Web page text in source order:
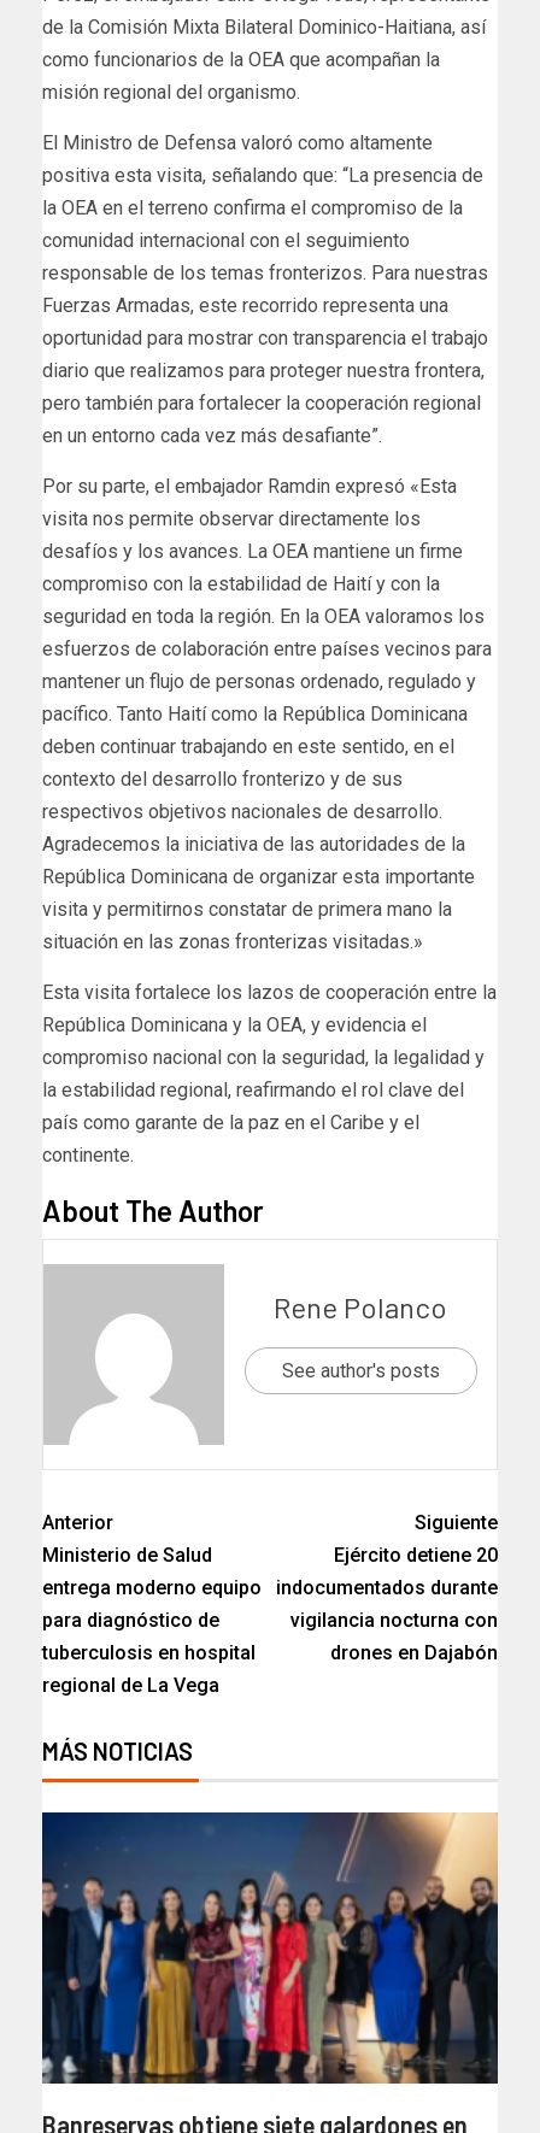
de la Comisión Mixta Bilateral Dominico-Haitiana, así
como funcionarios de la OEA que acompañan la
misión regional del organismo.
El Ministro de Defensa valoró como altamente
positiva esta visita, señalando que: “La presencia de
la OEA en el terreno confirma el compromiso de la
comunidad internacional con el seguimiento
responsable de los temas fronterizos. Para nuestras
Fuerzas Armadas, este recorrido representa una
oportunidad para mostrar con transparencia el trabajo
diario que realizamos para proteger nuestra frontera,
pero también para fortalecer la cooperación regional
en un entorno cada vez más desafiante”.
Por su parte, el embajador Ramdin expresó «Esta
visita nos permite observar directamente los
desafíos y los avances. La OEA mantiene un firme
compromiso con la estabilidad de Haití y con la
seguridad en toda la región. En la OEA valoramos los
esfuerzos de colaboración entre países vecinos para
mantener un flujo de personas ordenado, regulado y
pacífico. Tanto Haití como la República Dominicana
deben continuar trabajando en este sentido, en el
contexto del desarrollo fronterizo y de sus
respectivos objetivos nacionales de desarrollo.
Agradecemos la iniciativa de las autoridades de la
República Dominicana de organizar esta importante
visita y permitirnos constatar de primera mano la
situación en las zonas fronterizas visitadas.»
Esta visita fortalece los lazos de cooperación entre la
República Dominicana y la OEA, y evidencia el
compromiso nacional con la seguridad, la legalidad y
la estabilidad regional, reafirmando el rol clave del
país como garante de la paz en el Caribe y el
continente.
About The Author
Rene Polanco
See author's posts
Anterior
Ministerio de Salud
entrega moderno equipo
para diagnóstico de
tuberculosis en hospital
regional de La Vega
Siguiente
Ejército detiene 20
indocumentados durante
vigilancia nocturna con
drones en Dajabón
MÁS NOTICIAS
Banreservas obtiene siete galardones en